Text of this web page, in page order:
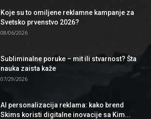
Koje su to omiljene reklamne kampanje za
Svetsko prvenstvo 2026?
08/06/2026
Subliminalne poruke – mit ili stvarnost? Šta
nauka zaista kaže
07/29/2026
AI personalizacija reklama: kako brend
Skims koristi digitalne inovacije sa Kim...